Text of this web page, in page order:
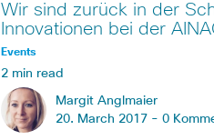
Wir sind zurück in der
Innovationen bei der
Events
2 min read
Margit Anglmaier
20. March 2017 - 0